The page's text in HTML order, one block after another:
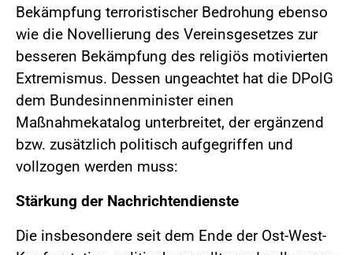
Bekämpfung terroristischer Bedrohung ebenso
wie die Novellierung des Vereinsgesetzes zur
besseren Bekämpfung des religiös motivierten
Extremismus. Dessen ungeachtet hat die DPolG
dem Bundesinnenminister einen
Maßnahmekatalog unterbreitet, der ergänzend
bzw. zusätzlich politisch aufgegriffen und
vollzogen werden muss:
Stärkung der Nachrichtendienste
Die insbesondere seit dem Ende der Ost-West-